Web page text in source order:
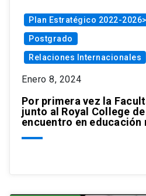
Plan Estratégico 2022-
Postgrado
Relaciones Internacionales
Enero 8, 2024
Por primera vez la
junto al Royal College
encuentro en educación